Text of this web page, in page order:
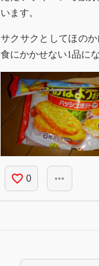
います。
サクサクとしてほの
食にかかせない1品に
favorite_border 0 more_horiz